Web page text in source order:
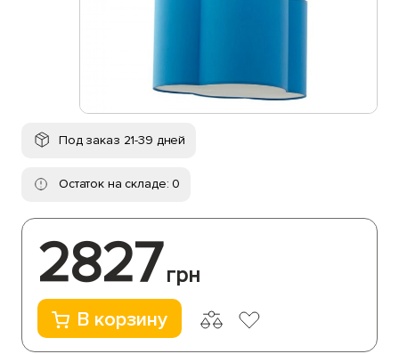
Под заказ 21-39 дней
Остаток на складе: 0
2827грн
В корзину